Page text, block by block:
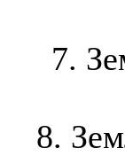
7.
8.